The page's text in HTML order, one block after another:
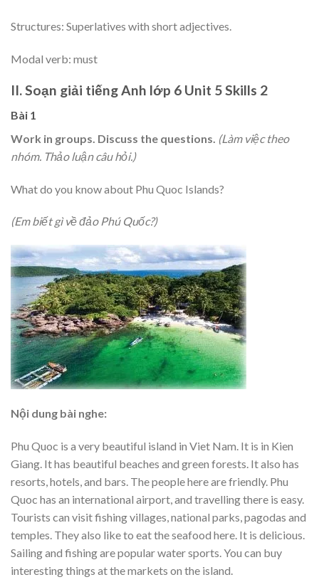
Structures: Superlatives with short adjectives.
Modal verb: must
II. Soạn giải tiếng Anh lớp 6 Unit 5 Skills 2
Bài 1
Work in groups. Discuss the questions. (Làm việc theo
nhóm. Thảo luận câu hỏi.)
What do you know about Phu Quoc Islands?
(Em biết gì về đảo Phú Quốc?)
Nội dung bài nghe:
Phu Quoc is a very beautiful island in Viet Nam. It is in Kien
Giang. It has beautiful beaches and green forests. It also has
resorts, hotels, and bars. The people here are friendly. Phu
Quoc has an international airport, and travelling there is easy.
Tourists can visit fishing villages, national parks, pagodas and
temples. They also like to eat the seafood here. It is delicious.
Sailing and fishing are popular water sports. You can buy
interesting things at the markets on the island.